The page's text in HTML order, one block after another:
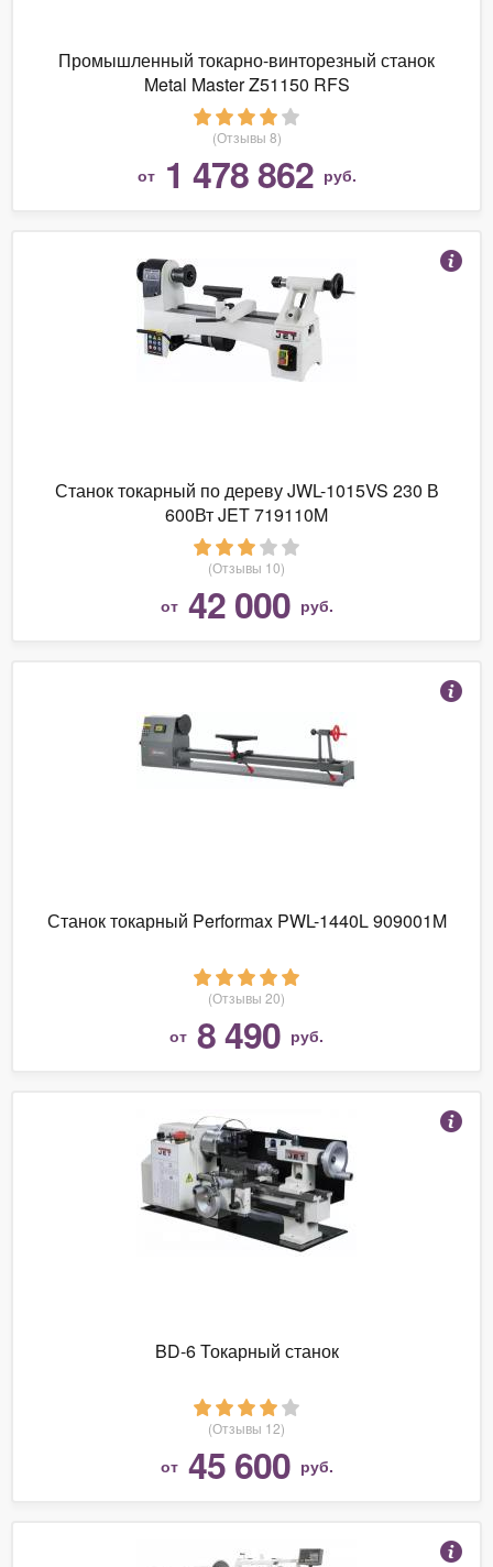
Промышленный токарно-винторезный станок
Metal Master Z51150 RFS
(Отзывы 8)
от 1 478 862 руб.
Станок токарный по дереву JWL-1015VS 230 В
600Вт JET 719110M
(Отзывы 10)
от 42 000 руб.
Станок токарный Performax PWL-1440L 909001M
(Отзывы 20)
от 8 490 руб.
BD-6 Токарный станок
(Отзывы 12)
от 45 600 руб.